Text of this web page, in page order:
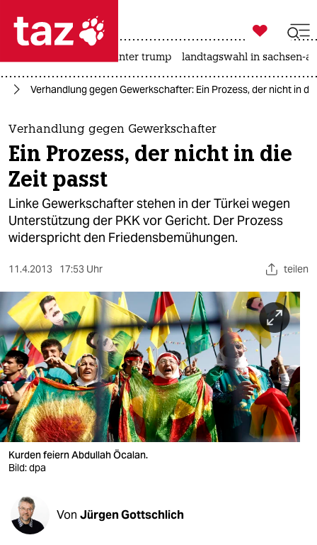
 taz zahl ich
taz zahl ich
themen
politik
öko
gesellschaft
sport
berlin
nord
wahrheit
verlag
verlag
veranstaltungen
shop
fragen & hilfe

taz zahl ich
usa unter trump landtagswahl in sachsen-
Verhandlung gegen Gewerkschafter: Ein Prozess, der nicht in
Verhandlung gegen Gewerkschafter
Ein Prozess, der nicht in die
Zeit passt
Linke Gewerkschafter stehen in der Türkei wegen
Unterstützung der PKK vor Gericht. Der Prozess
widerspricht den Friedensbemühungen.
11.4.2013 17:53 Uhr teilen
Kurden feiern Abdullah Öcalan.
Bild: dpa
Von Jürgen Gottschlich